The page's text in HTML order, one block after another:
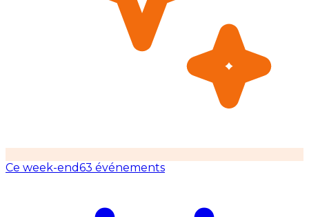
Ce week-end63 événements